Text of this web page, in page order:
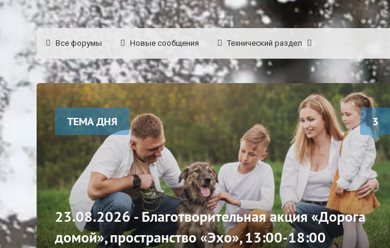
Все форумы Новые сообщения Технический раздел
ТЕМА ДНЯ 3
23.08.2026 - Благотворительная акция «Дорога
домой», пространство «Эхо», 13:00-18:00